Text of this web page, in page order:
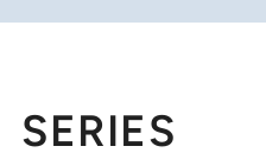
SERIES